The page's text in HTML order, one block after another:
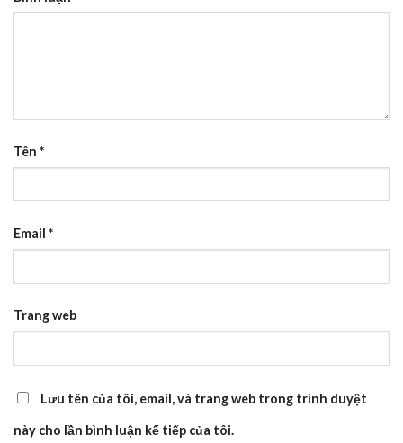
Tên *
Email *
Trang web
Lưu tên của tôi, email, và trang web trong trình duyệt
này cho lần bình luận kế tiếp của tôi.